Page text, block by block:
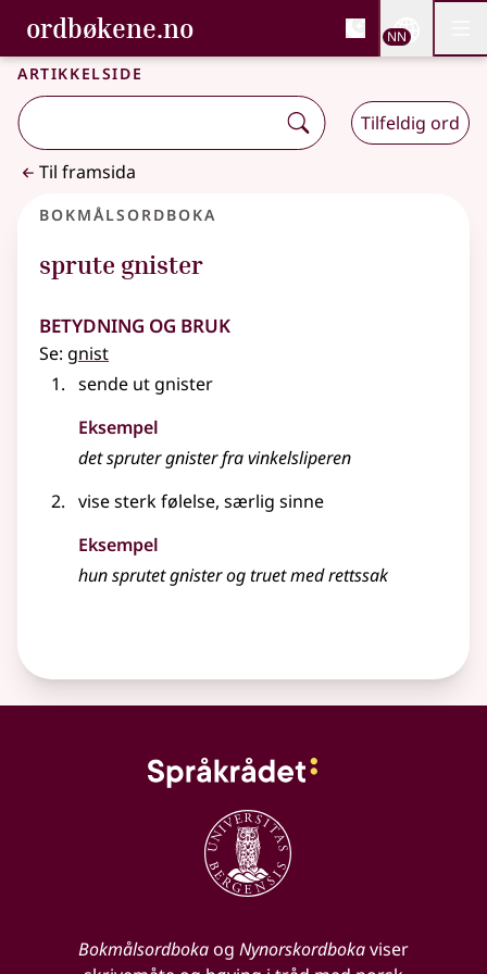
Gå til hovudinnhald
Tilgjenge
ordbøkene.no, Bokmålsordboka og
Bokmålsordboka og Nynorskordboka
NN
Artikkelside
Tilfeldig ord
Til framsida
Bokmålsordboka
sprute gnister
Betydning og bruk
Se: gnist
sende ut gnister
Eksempel
det spruter gnister fra vinkelsliperen
vise sterk følelse, særlig sinne
Eksempel
hun sprutet gnister og truet med rettssak
Bokmålsordbokaog Nynorskordbokaviser